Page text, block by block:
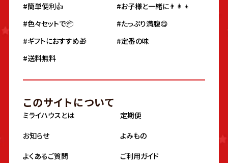
#簡単便利👍
#お子様と一緒に👨‍👩‍👦
#色々セットで📦
#たっぷり満腹😋
#ギフトにおすすめ🎁
#定番の味
#送料無料
このサイトについて
ミライハウスとは
定期便
お知らせ
よみもの
よくあるご質問
ご利用ガイド